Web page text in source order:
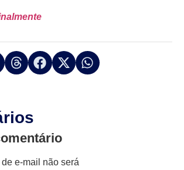
e-mail não será